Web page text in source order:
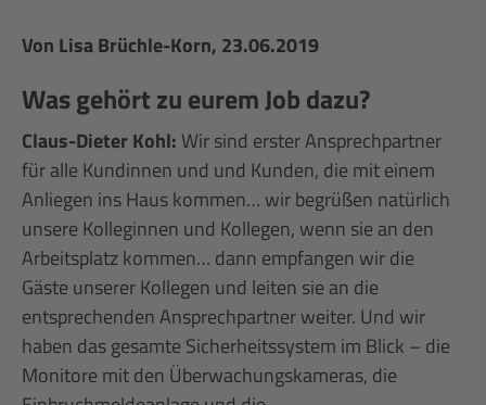
Von Lisa Brüchle-Korn, 23.06.2019
Was gehört zu eurem Job dazu?
Claus-Dieter Kohl: Wir sind erster Ansprechpartner
für alle Kundinnen und und Kunden, die mit einem
Anliegen ins Haus kommen… wir begrüßen natürlich
unsere Kolleginnen und Kollegen, wenn sie an den
Arbeitsplatz kommen… dann empfangen wir die
Gäste unserer Kollegen und leiten sie an die
entsprechenden Ansprechpartner weiter. Und wir
haben das gesamte Sicherheitssystem im Blick – die
Monitore mit den Überwachungskameras, die